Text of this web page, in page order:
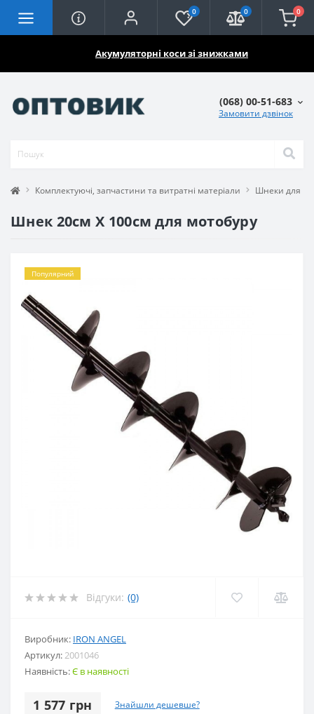
Акумуляторні коси зі знижками
0 0 0
(068) 00-51-683
Замовити дзвінок
Комплектуючі, запчастини та витратні матеріали Шнеки для
Шнек 20см Х 100см для мотобуру
Популярний
Відгуки: (0)
Виробник: IRON ANGEL
Артикул: 2001046
Наявність:Є в наявності
1 577 грн Знайшли дешевше?